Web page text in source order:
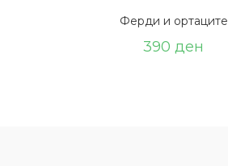
Ферди и ортаците
390 ден